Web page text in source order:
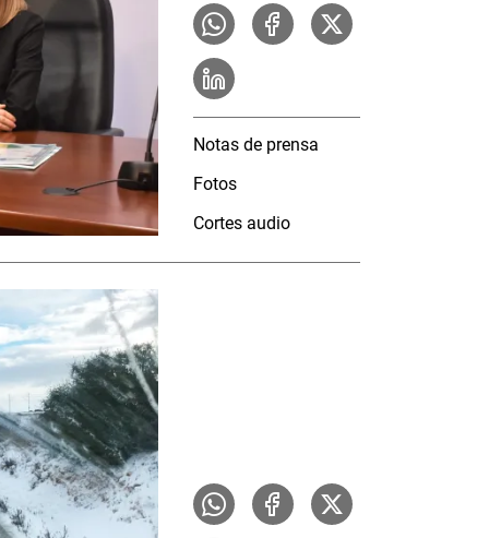
Notas de prensa
Fotos
Cortes audio